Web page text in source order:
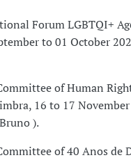
Forum LGBTQI+
to 01 October
of Human
16 to 17
).
of 40 Anos de